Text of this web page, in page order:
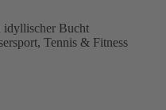
idyllischer Bucht
Tennis & Fitness